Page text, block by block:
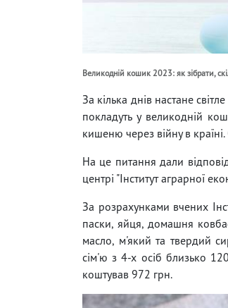
Великодній кошик 2023: як зібрати,
За кілька днів настане
покладуть у великодній
кишеню через війну в
На це питання дали
центрі "Інститут аграрної
За розрахунками вчених
паски, яйця, домашня
масло, м'який та твердий
сім'ю з 4-х осіб близько
коштував 972 грн.